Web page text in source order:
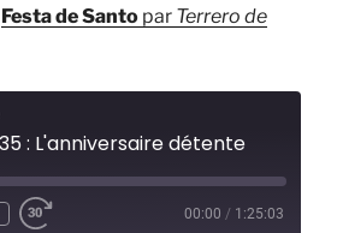
Festa de Santo par Terrero de
: L'anniversaire détente
00:00 / 1:25:03